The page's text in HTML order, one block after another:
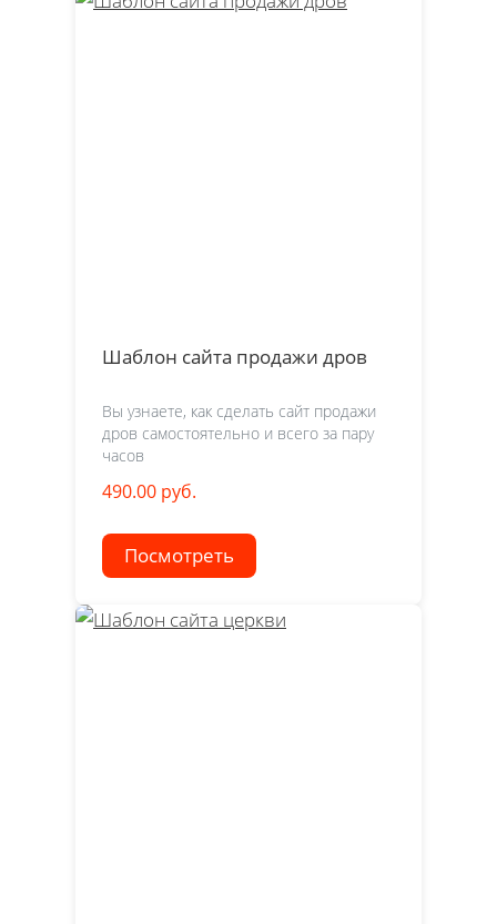
Шаблон сайта продажи дров
Вы узнаете, как сделать сайт продажи
дров самостоятельно и всего за пару
часов
490.00 руб.
Посмотреть